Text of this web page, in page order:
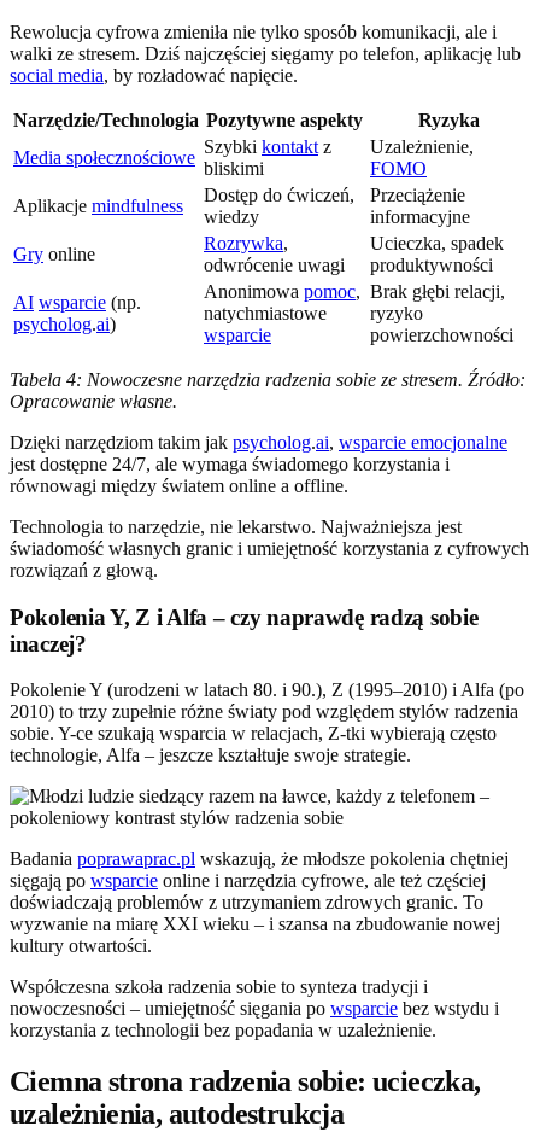
Rewolucja cyfrowa zmieniła nie tylko sposób komunikacji, ale i
walki ze stresem. Dziś najczęściej sięgamy po telefon, aplikację lub
social media, by rozładować napięcie.
Narzędzie/Technologia Pozytywne aspekty
Ryzyka
Media społecznościowe
Szybki kontakt z
bliskimi
Uzależnienie,
FOMO
Aplikacje mindfulness
Dostęp do ćwiczeń,
wiedzy
Przeciążenie
informacyjne
Gry online
Rozrywka,
odwrócenie uwagi
Ucieczka, spadek
produktywności
AI wsparcie (np.
psycholog.ai)
Anonimowa pomoc,
natychmiastowe
wsparcie
Brak głębi relacji,
ryzyko
powierzchowności
Tabela 4: Nowoczesne narzędzia radzenia sobie ze stresem. Źródło:
Opracowanie własne.
Dzięki narzędziom takim jak psycholog.ai, wsparcie emocjonalne
jest dostępne 24/7, ale wymaga świadomego korzystania i
równowagi między światem online a offline.
Technologia to narzędzie, nie lekarstwo. Najważniejsza jest
świadomość własnych granic i umiejętność korzystania z cyfrowych
rozwiązań z głową.
Pokolenia Y, Z i Alfa – czy naprawdę radzą sobie
inaczej?
Pokolenie Y (urodzeni w latach 80. i 90.), Z (1995–2010) i Alfa (po
2010) to trzy zupełnie różne światy pod względem stylów radzenia
sobie. Y-ce szukają wsparcia w relacjach, Z-tki wybierają często
technologie, Alfa – jeszcze kształtuje swoje strategie.
Badania poprawaprac.pl wskazują, że młodsze pokolenia chętniej
sięgają po wsparcie online i narzędzia cyfrowe, ale też częściej
doświadczają problemów z utrzymaniem zdrowych granic. To
wyzwanie na miarę XXI wieku – i szansa na zbudowanie nowej
kultury otwartości.
Współczesna szkoła radzenia sobie to synteza tradycji i
nowoczesności – umiejętność sięgania po wsparcie bez wstydu i
korzystania z technologii bez popadania w uzależnienie.
Ciemna strona radzenia sobie: ucieczka,
uzależnienia, autodestrukcja